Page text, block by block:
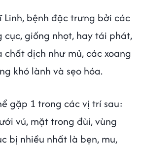
Linh, bệnh đặc trưng bởi các
giống nhọt, hay tái phát,
chất dịch như mủ, các xoang
khó lành và sẹo hóa.
gặp 1 trong các vị trí sau:
vú, mặt trong đùi, vùng
bị nhiều nhất là bẹn, mu,